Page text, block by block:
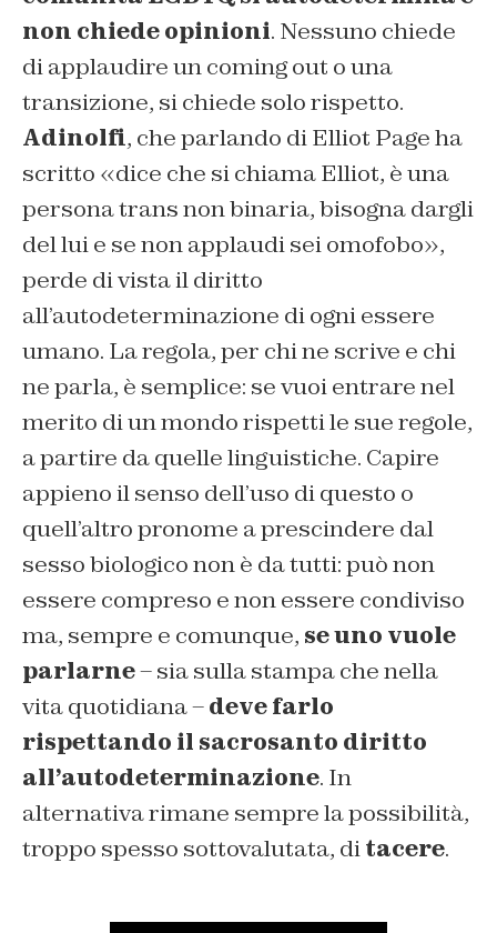
non chiede opinioni. Nessuno chiede
di applaudire un coming out o una
transizione, si chiede solo rispetto.
Adinolfi, che parlando di Elliot Page ha
scritto «dice che si chiama Elliot, è una
persona trans non binaria, bisogna dargli
del lui e se non applaudi sei omofobo»,
perde di vista il diritto
all’autodeterminazione di ogni essere
umano. La regola, per chi ne scrive e chi
ne parla, è semplice: se vuoi entrare nel
merito di un mondo rispetti le sue regole,
a partire da quelle linguistiche. Capire
appieno il senso dell’uso di questo o
quell’altro pronome a prescindere dal
sesso biologico non è da tutti: può non
essere compreso e non essere condiviso
ma, sempre e comunque, se uno vuole
parlarne– sia sulla stampa che nella
vita quotidiana –deve farlo
rispettando il sacrosanto diritto
all’autodeterminazione. In
alternativa rimane sempre la possibilità,
troppo spesso sottovalutata, ditacere.